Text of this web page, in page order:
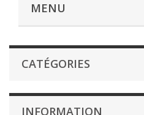
MENU
CATÉGORIES
INFORMATION